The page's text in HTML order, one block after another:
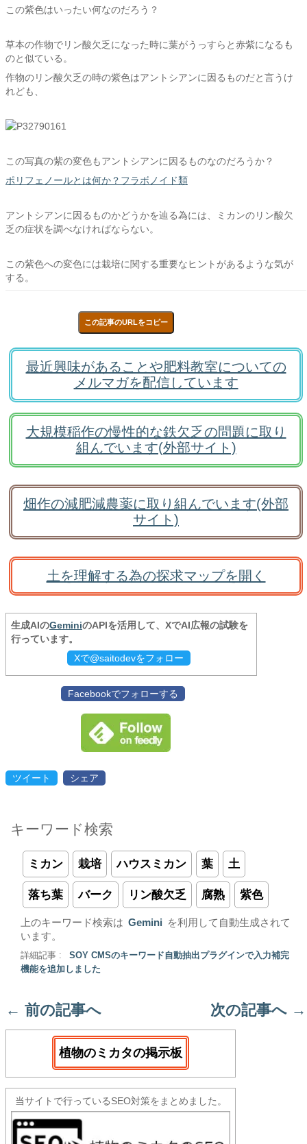
この紫色はいったい何なのだろう？
草本の作物でリン酸欠乏になった時に葉がうっすらと赤紫になるも
のと似ている。
作物のリン酸欠乏の時の紫色はアントシアンに因るものだと言うけ
れども、
この写真の紫の変色もアントシアンに因るものなのだろうか？
ポリフェノールとは何か？フラボノイド類
アントシアンに因るものかどうかを辿る為には、ミカンのリン酸欠
乏の症状を調べなければならない。
この紫色への変色には栽培に関する重要なヒントがあるような気が
する。
この記事のURLをコピー
最近興味があることや肥料教室についての
メルマガを配信しています
大規模稲作の慢性的な鉄欠乏の問題に取り
組んでいます(外部サイト)
畑作の減肥減農薬に取り組んでいます(外部
サイト)
土を理解する為の探求マップを開く
生成AIのGeminiのAPIを活用して、XでAI広報の試験を
行っています。
Xで@saitodevをフォロー
Facebookでフォローする
ツイート シェア
キーワード検索
ミカン 栽培 ハウスミカン 葉 土
落ち葉 バーク リン酸欠乏 腐熟 紫色
上のキーワード検索は Gemini
を利用して自動生成されて
います。
詳細記事 :
SOY CMSのキーワード自動抽出プラグインで入力補完
機能を追加しました
← 前の記事へ 次の記事へ →
植物のミカタの掲示板
当サイトで行っているSEO対策をまとめました。